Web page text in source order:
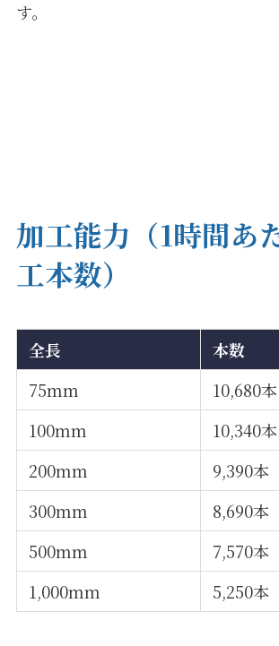
す。
加工能力（1時間あ
工本数）
全長
本数
75mm
10,680本
100mm
10,340本
200mm
9,390本
300mm
8,690本
500mm
7,570本
1,000mm
5,250本